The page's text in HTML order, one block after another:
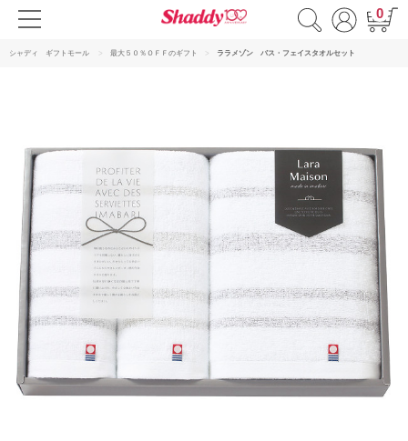
0
シャディ ギフトモール 最大５０％ＯＦＦのギフト ララメゾン バス・フェイスタオルセット